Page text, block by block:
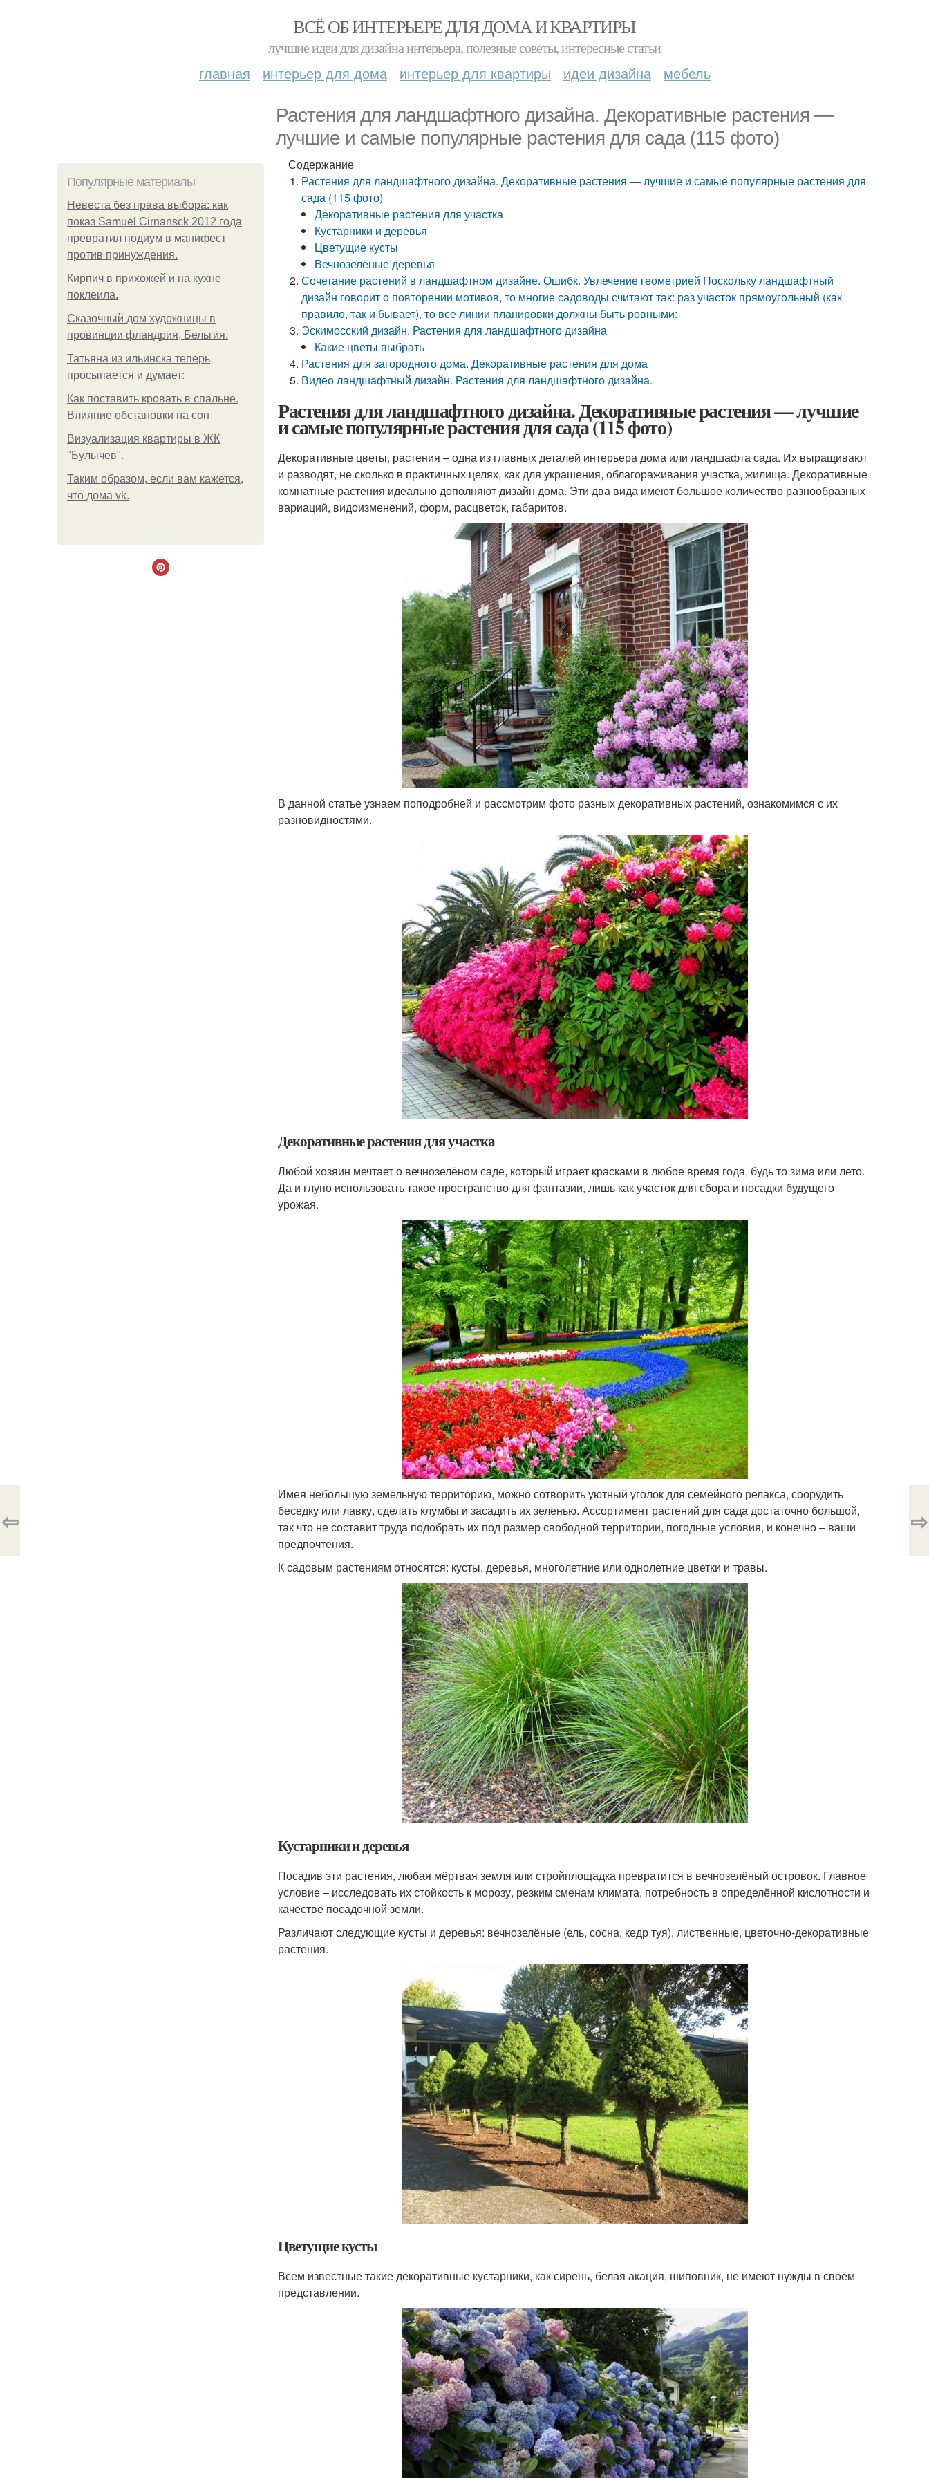
ВСЁ ОБ ИНТЕРЬЕРЕ ДЛЯ ДОМА И КВАРТИРЫ
лучшие идеи для дизайна интерьера, полезные советы, интересные статьи
главная интерьер для дома интерьер для квартиры идеи дизайна мебель
Растения для ландшафтного дизайна. Декоративные растения —
лучшие и самые популярные растения для сада (115 фото)
Популярные материалы
Невеста без права выбора: как
показ Samuel Cirnansck 2012 года
превратил подиум в манифест
против принуждения.
Кирпич в прихожей и на кухне
поклеила.
Сказочный дом художницы в
провинции фландрия, Бельгия.
Татьяна из ильинска теперь
просыпается и думает:
Как поставить кровать в спальне.
Влияние обстановки на сон
Визуализация квартиры в ЖК
"Булычев".
Таким образом, если вам кажется,
что дома vk.
Содержание
Растения для ландшафтного дизайна. Декоративные растения — лучшие и самые популярные растения для
сада (115 фото)
Декоративные растения для участка
Кустарники и деревья
Цветущие кусты
Вечнозелёные деревья
Сочетание растений в ландшафтном дизайне. Ошибк. Увлечение геометрией Поскольку ландшафтный
дизайн говорит о повторении мотивов, то многие садоводы считают так: раз участок прямоугольный (как
правило, так и бывает), то все линии планировки должны быть ровными:
Эскимосский дизайн. Растения для ландшафтного дизайна
Какие цветы выбрать
Растения для загородного дома. Декоративные растения для дома
Видео ландшафтный дизайн. Растения для ландшафтного дизайна.
Растения для ландшафтного дизайна. Декоративные растения — лучшие
и самые популярные растения для сада (115 фото)
Декоративные цветы, растения – одна из главных деталей интерьера дома или ландшафта сада. Их выращивают
и разводят, не сколько в практичных целях, как для украшения, облагораживания участка, жилища. Декоративные
комнатные растения идеально дополняют дизайн дома. Эти два вида имеют большое количество разнообразных
вариаций, видоизменений, форм, расцветок, габаритов.
В данной статье узнаем поподробней и рассмотрим фото разных декоративных растений, ознакомимся с их
разновидностями.
Декоративные растения для участка
Любой хозяин мечтает о вечнозелёном саде, который играет красками в любое время года, будь то зима или лето.
Да и глупо использовать такое пространство для фантазии, лишь как участок для сбора и посадки будущего
урожая.
Имея небольшую земельную территорию, можно сотворить уютный уголок для семейного релакса, соорудить
беседку или лавку, сделать клумбы и засадить их зеленью. Ассортимент растений для сада достаточно большой,
так что не составит труда подобрать их под размер свободной территории, погодные условия, и конечно – ваши
предпочтения.
К садовым растениям относятся: кусты, деревья, многолетние или однолетние цветки и травы.
Кустарники и деревья
Посадив эти растения, любая мёртвая земля или стройплощадка превратится в вечнозелёный островок. Главное
условие – исследовать их стойкость к морозу, резким сменам климата, потребность в определённой кислотности и
качестве посадочной земли.
Различают следующие кусты и деревья: вечнозелёные (ель, сосна, кедр туя), лиственные, цветочно-декоративные
растения.
Цветущие кусты
Всем известные такие декоративные кустарники, как сирень, белая акация, шиповник, не имеют нужды в своём
представлении.
⇦ ⇨